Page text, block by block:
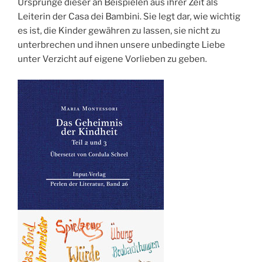
Ursprünge dieser an Beispielen aus ihrer Zeit als
Leiterin der Casa dei Bambini. Sie legt dar, wie wichtig
es ist, die Kinder gewähren zu lassen, sie nicht zu
unterbrechen und ihnen unsere unbedingte Liebe
unter Verzicht auf eigene Vorlieben zu geben.